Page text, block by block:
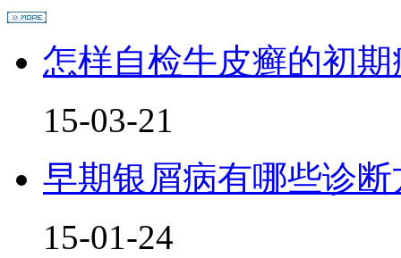
怎样自检牛皮癣的初期
15-03-21
早期银屑病有哪些诊断
15-01-24